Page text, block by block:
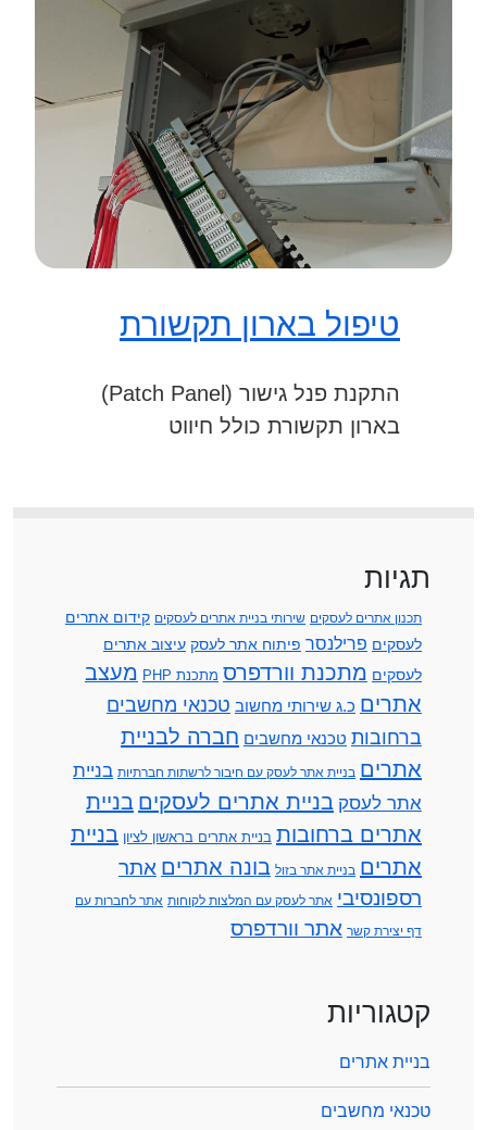
טיפול בארון תקשורת
התקנת פנל גישור (Patch Panel)
בארון תקשורת כולל חיווט
תגיות
תכנון אתרים לעסקים שירותי בניית אתרים לעסקים קידום אתרים
לעסקים פרילנסר פיתוח אתר לעסק עיצוב אתרים
לעסקים מתכנת וורדפרס מתכנת PHP
מעצב
אתרים כ.ג שירותי מחשוב טכנאי מחשבים
ברחובות טכנאי מחשבים חברה לבניית
אתרים בניית אתר לעסק עם חיבור לרשתות חברתיות בניית
אתר לעסק בניית אתרים לעסקים בניית
אתרים ברחובות בניית אתרים בראשון לציון בניית
אתרים בניית אתר בזול בונה אתרים אתר
רספונסיבי אתר לעסק עם המלצות לקוחות אתר לחברות עם
דף יצירת קשר אתר וורדפרס
קטגוריות
בניית אתרים
טכנאי מחשבים